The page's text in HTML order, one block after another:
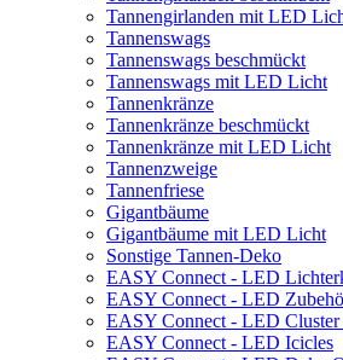
Tannengirlanden mit LED
Tannenswags
Tannenswags beschmückt
Tannenswags mit LED Licht
Tannenkränze
Tannenkränze beschmückt
Tannenkränze mit LED Licht
Tannenzweige
Tannenfriese
Gigantbäume
Gigantbäume mit LED Licht
Sonstige Tannen-Deko
EASY Connect - LED
EASY Connect - LED
EASY Connect - LED Cluster
EASY Connect - LED Icicles